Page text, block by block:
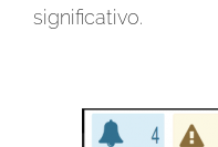
significativo.